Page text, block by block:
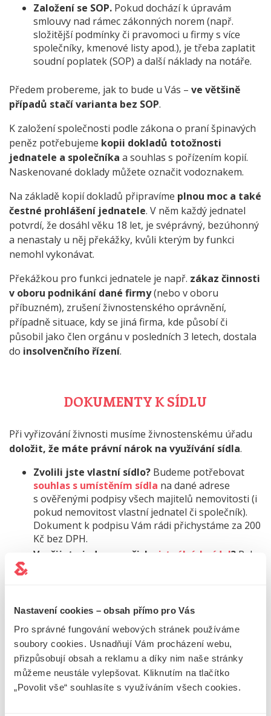
Nastavení cookies – obsah přímo pro Vás
Pro správné fungování webových stránek používáme
soubory cookies. Usnadňují Vám procházení webu,
přizpůsobují obsah a reklamu a díky nim naše stránky
můžeme neustále vylepšovat. Kliknutím na tlačítko
„Povolit vše“ souhlasíte s využíváním všech cookies.
Založení se SOP. Pokud dochází k úpravám
smlouvy nad rámec zákonných norem (např.
složitější podmínky či pravomoci u firmy s více
společníky, kmenové listy apod.), je třeba zaplatit
soudní poplatek (SOP) a další náklady na notáře.
Předem probereme, jak to bude u Vás – ve většině
případů stačí varianta bez SOP.
K založení společnosti podle zákona o praní špinavých
peněz potřebujeme kopii dokladů totožnosti
jednatele a společníka a souhlas s pořízením kopií.
Naskenované doklady můžete označit vodoznakem.
Na základě kopií dokladů připravíme plnou moc a také
čestné prohlášení jednatele. V něm každý jednatel
potvrdí, že dosáhl věku 18 let, je svéprávný, bezúhonný
a nenastaly u něj překážky, kvůli kterým by funkci
nemohl vykonávat.
Překážkou pro funkci jednatele je např. zákaz činnosti
v oboru podnikání dané firmy(nebo v oboru
příbuzném), zrušení živnostenského oprávnění,
případně situace, kdy se jiná firma, kde působí či
působil jako člen orgánu v posledních 3 letech, dostala
do insolvenčního řízení.
DOKUMENTY K SÍDLU
Při vyřizování živnosti musíme živnostenskému úřadu
doložit, že máte právní nárok na využívání sídla.
Zvolili jste vlastní sídlo? Budeme potřebovat
souhlas s umístěním sídla na dané adrese
s ověřenými podpisy všech majitelů nemovitosti (i
pokud nemovitost vlastní jednatel či společník).
Dokument k podpisu Vám rádi přichystáme za 200
Kč bez DPH.
Využijete jedno z našich
virtuálních sídel? Pak
VÝŠE ZÁKLADNÍHO KAPITÁLU
A BANKOVNÍ ÚČET
Základní kapitál představuje hodnotu vkladů
společníků do nově vznikající firmy. Obvykle se z něj